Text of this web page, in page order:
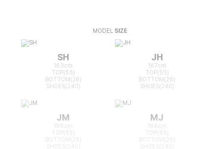
MODEL SIZE
SH
163cm
TOP(55)
BOTTOM(26)
SHOES(240)
JH
167cm
TOP(55)
BOTTOM(26)
SHOES(240)
JM
166cm
TOP(55)
BOTTOM(25)
MJ
164cm
TOP(55)
BOTTOM(26)